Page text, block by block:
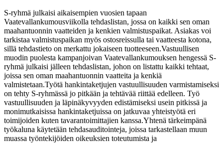
S-ryhmä julkaisi aikaisempien vuosien tapaan
Vaatevallankumousviikolla tehdaslistan, jossa on kaikki sen oman
maahantuonnin vaatteiden ja kenkien valmistuspaikat. Asiakas voi
tarkistaa valmistuspaikan myös ostosreissulla tai vaatteesta kotona,
sillä tehdastieto on merkattu jokaiseen tuotteeseen.Vastuullisen
muodin puolesta kampanjoivan Vaatevallankumouksen hengessä S-
ryhmä julkaisi jälleen tehdaslistan, johon on listattu kaikki tehtaat,
joissa sen oman maahantuonnin vaatteita ja kenkiä
valmistetaan.Työtä hankintaketjujen vastuullisuuden varmistamiseksi
on tehty S-ryhmässä jo pitkään ja tehtävää riittää edelleen. Työ
vastuullisuuden ja läpinäkyvyyden edistämiseksi usein pitkissä ja
monimutkaisissa hankintaketjuissa on jatkuvaa yhteistyötä eri
toimijoiden kuten tavarantoimittajien kanssa.Yhtenä tärkeimpänä
työkaluna käytetään tehdasauditointeja, joissa tarkastellaan muun
muassa työntekijöiden oikeuksien toteutumista ja